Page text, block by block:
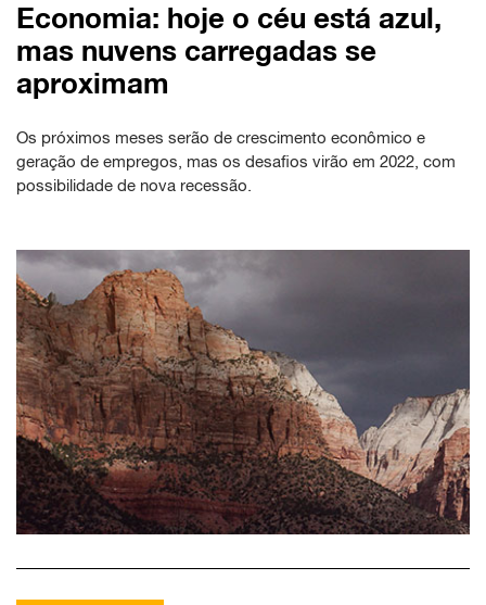
Economia: hoje o céu está azul,
mas nuvens carregadas se
aproximam
Os próximos meses serão de crescimento econômico e
geração de empregos, mas os desafios virão em 2022, com
possibilidade de nova recessão.